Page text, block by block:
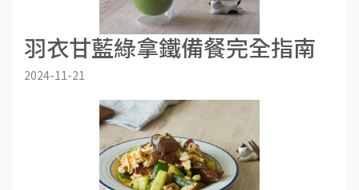
羽衣甘藍綠拿鐵備餐完全指南
2024-11-21